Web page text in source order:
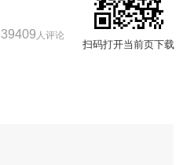
39409 人评论
扫码打开当前页下载